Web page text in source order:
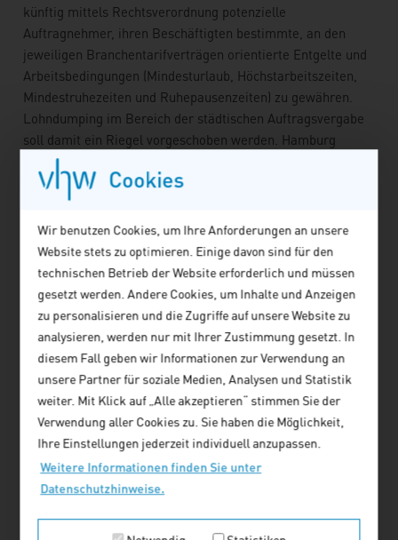
Cookies
Wir benutzen Cookies, um Ihre Anforderungen an unsere
Website stets zu optimieren. Einige davon sind für den
technischen Betrieb der Website erforderlich und müssen
gesetzt werden. Andere Cookies, um Inhalte und Anzeigen
zu personalisieren und die Zugriffe auf unsere Website zu
analysieren, werden nur mit Ihrer Zustimmung gesetzt. In
diesem Fall geben wir Informationen zur Verwendung an
unsere Partner für soziale Medien, Analysen und Statistik
weiter. Mit Klick auf „Alle akzeptieren“ stimmen Sie der
Verwendung aller Cookies zu. Sie haben die Möglichkeit,
Ihre Einstellungen jederzeit individuell anzupassen.
Weitere Informationen finden Sie unter
Datenschutzhinweise.
künftig mittels Rechtsverordnung potenzielle
Auftragnehmer, ihren Beschäftigten bestimmte, an den
jeweiligen Branchentarifverträgen orientierte Entgelte und
Arbeitsbedingungen (Mindesturlaub, Höchstarbeitszeiten,
Mindestruhezeiten und Ruhepausenzeiten) zu gewähren.
Lohndumping im Bereich der städtischen Auftragsvergabe
soll damit ein Riegel vorgeschoben werden. Hamburg
schreibt jährlich allein Liefer- und Dienstleistungsaufträge
im Volumen von 340 Mio. Euro aus. Dies umfasst
unterschiedlichste Dienstleistungen sowie Materialien aller
Art. Mit der Vorlage des Tariftreuegesetzes will der Senat
ein zentrales Versprechen aus dem Regierungsprogramm
für die laufende Wahlperiode erfüllen und mehrere
Ersuchen der Bürgerschaft umsetzen.
Tariftreue - Erlass branchenspezifischer
Rechtsverordnungen
Tariftreue soll in Hamburg im reformierten Vergabegesetz
durch einen Erlass branchenspezifischer
Rechtsverordnungen sichergestellt werden. In diesen
Verordnungen sind die Vorgaben zu den (an den jeweiligen
Branchentarifverträgen orientierten) Entgelten und
Arbeitsbedingungen (Mindesturlaub, Höchstarbeitszeiten,
Mindestruhezeiten und Ruhepausenzeiten) geregelt. Die
Vorschrift zur sogenannten Tariftreue findet oberhalb von